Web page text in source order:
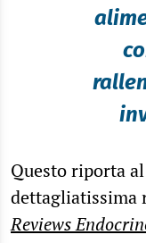
Questo riporta
dettagliatissima
Reviews